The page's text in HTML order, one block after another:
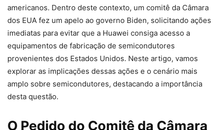
americanos. Dentro deste contexto, um comitê da Câmara
dos EUA fez um apelo ao governo Biden, solicitando ações
imediatas para evitar que a Huawei consiga acesso a
equipamentos de fabricação de semicondutores
provenientes dos Estados Unidos. Neste artigo, vamos
explorar as implicações dessas ações e o cenário mais
amplo sobre semicondutores, destacando a importância
desta questão.
O Pedido do Comitê da Câmara